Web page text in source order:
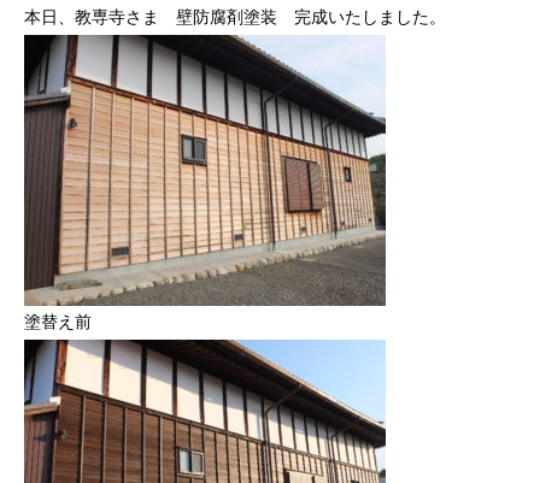
本日、教専寺さま 壁防腐剤塗装 完成いたしました。
塗替え前